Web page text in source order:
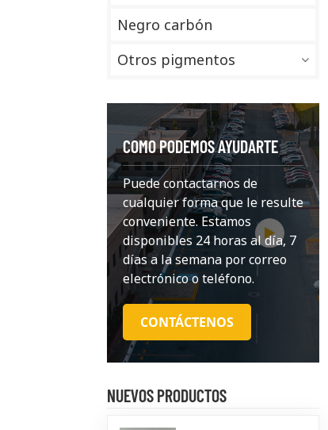
Negro carbón
Otros pigmentos
COMO PODEMOS AYUDARTE
Puede contactarnos de
cualquier forma que le resulte
conveniente. Estamos
disponibles 24 horas al día, 7
días a la semana por correo
electrónico o teléfono.
CONTÁCTENOS
NUEVOS PRODUCTOS